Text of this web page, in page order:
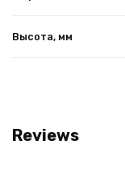
Высота, мм
Reviews